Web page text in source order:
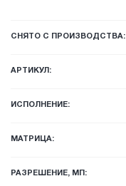
СНЯТО С ПРОИЗВОДСТВА:
АРТИКУЛ:
ИСПОЛНЕНИЕ:
МАТРИЦА:
РАЗРЕШЕНИЕ, МП: